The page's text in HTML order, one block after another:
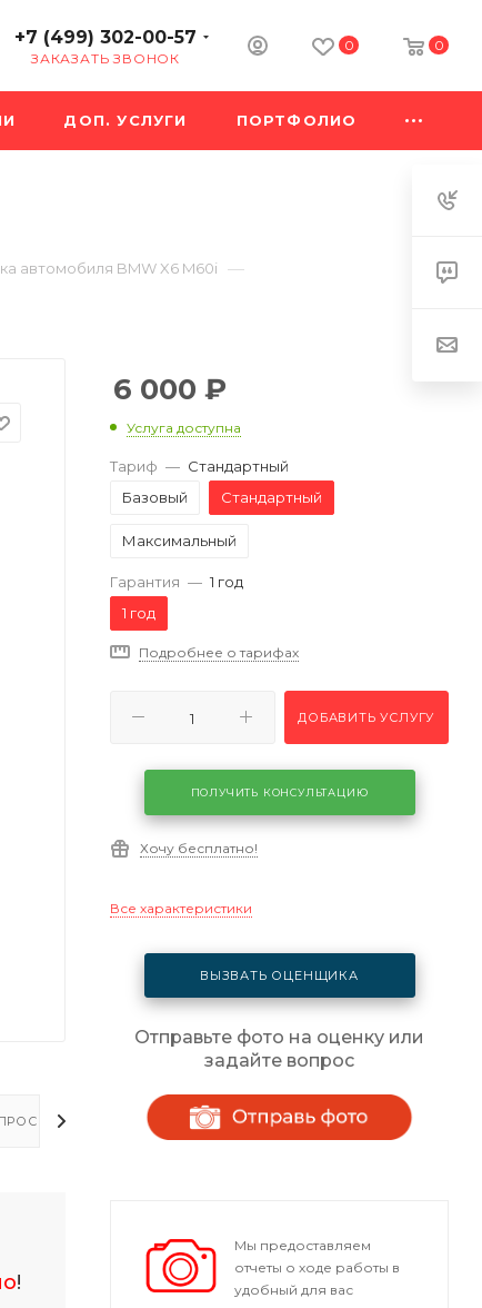
+7 (499) 302-00-57
ЗАКАЗАТЬ ЗВОНОК
0 0
ДОП. УСЛУГИ ПОРТФОЛИО
автомобиля BMW X6 M60i —
- ОТВЕТЫ
!
6 000 ₽
Услуга доступна
Тариф — Стандартный
Базовый
Стандартный
Максимальный
Гарантия — 1 год
1 год
Подробнее о тарифах
ДОБАВИТЬ УСЛУГУ
ПОЛУЧИТЬ КОНСУЛЬТАЦИЮ
Хочу бесплатно!
Все характеристики
ВЫЗВАТЬ ОЦЕНЩИКА
Отправьте фото на оценку или
задайте вопрос
Мы предоставляем
отчеты о ходе работы в
удобный для вас